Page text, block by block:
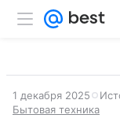
1 декабря 2025
Бытовая техника